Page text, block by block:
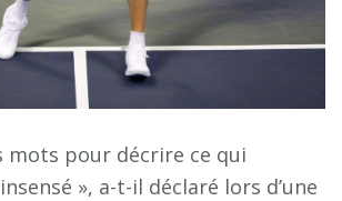
mots pour décrire ce qui
insensé », a-t-il déclaré lors d’une